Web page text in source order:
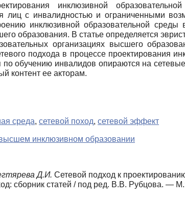
инклюзивной
лиц с инвалидностью и ограниченными
инклюзивной образовательной
образования. В статье определяется
организациях высшего
подхода в процессе проектирования
обучению инвалидов опираются на
контент ее акторам.
среда, сетевой поход, сетевой эффект
инклюзивном образовании
Д.И. Сетевой подход к
сборник статей / под ред. В.В. Рубцова. —